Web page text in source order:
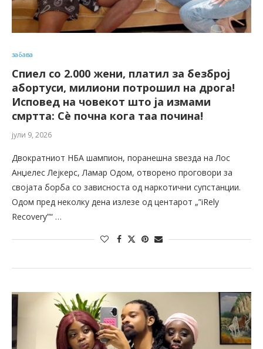
забава
Спиел со 2.000 жени, платил за безброј
абортуси, милиони потрошил на дрога!
Исповед на човекот што ја измами
смртта: Сè почна кога таа почина!
јули 9, 2026
Двократниот НБА шампион, поранешна ѕвезда на Лос
Анџелес Лејкерс, Ламар Одом, отворено проговори за
својата борба со зависноста од наркотични супстанции.
Одом пред неколку дена излезе од центарот „”iRely
Recovery”“ …